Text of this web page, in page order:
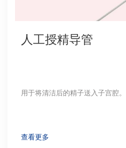
人工授精导管
用于将清洁后的精子送入子宫腔。
查看更多